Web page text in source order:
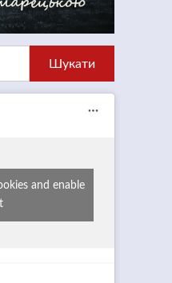
and enable